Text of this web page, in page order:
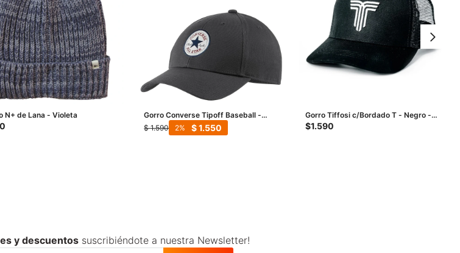
N+ de Lana - Violeta
Gorro Converse Tipoff Baseball -
Negro
$ 1.590 $1.550
2
Gorro Tiffosi c/Bordado T - Negro -
Blanco
$1.590
y descuentossuscribiéndote a nuestra Newsletter!